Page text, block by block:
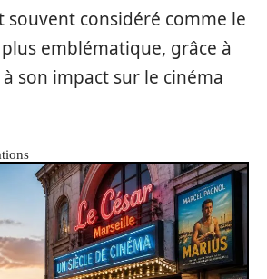
souvent considéré comme le
emblématique, grâce à
son impact sur le cinéma